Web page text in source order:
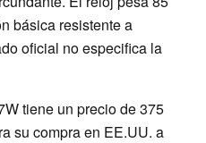
básica resistente a
oficial no especifica la
tiene un precio de 375
su compra en EE.UU. a